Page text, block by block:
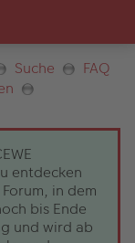
Suche
FAQ
entdecken
in dem
bis Ende
und wird ab